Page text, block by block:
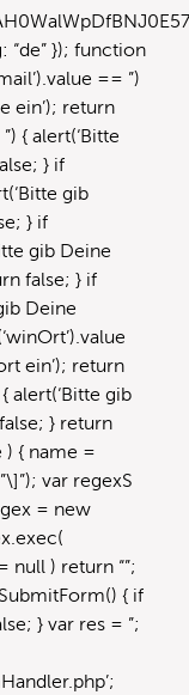
“de” }); function
== ”)
ein’); return
{ alert(‘Bitte
} if
gib
} if
gib Deine
false; } if
Deine
ein’); return
alert(‘Bitte gib
} return
) { name =
var regexS
= new
) return “”;
{ if
} var res = ”;